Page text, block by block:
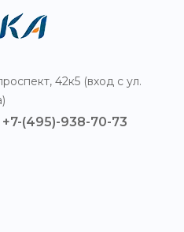
42к5 (вход с ул.
+7-(495)-938-70-73